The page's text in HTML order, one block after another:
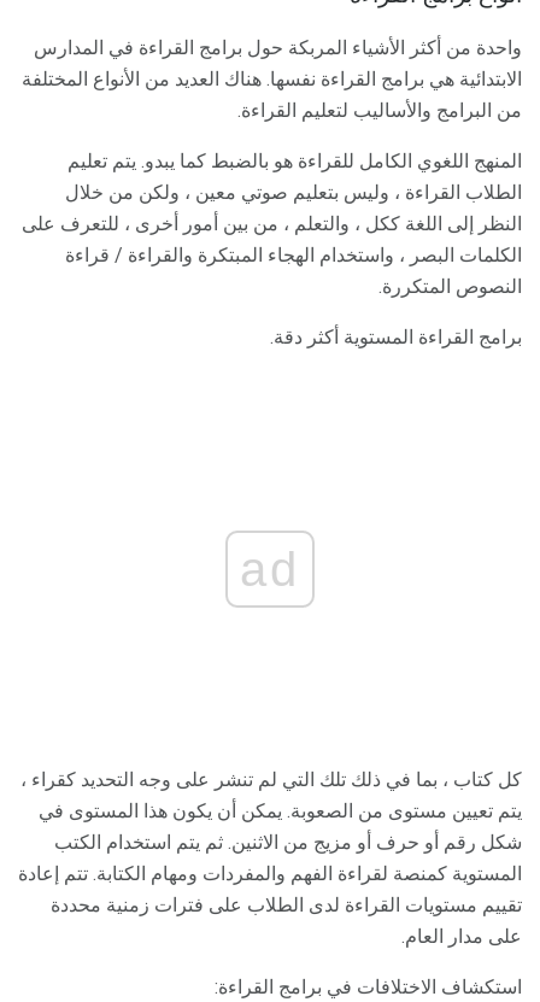
واحدة من أكثر الأشياء المربكة حول برامج القراءة في المدارس
الابتدائية هي برامج القراءة نفسها. هناك العديد من الأنواع المختلفة
من البرامج والأساليب لتعليم القراءة.
المنهج اللغوي الكامل للقراءة هو بالضبط كما يبدو. يتم تعليم
الطلاب القراءة ، وليس بتعليم صوتي معين ، ولكن من خلال
النظر إلى اللغة ككل ، والتعلم ، من بين أمور أخرى ، للتعرف على
الكلمات البصر ، واستخدام الهجاء المبتكرة والقراءة / قراءة
النصوص المتكررة.
برامج القراءة المستوية أكثر دقة.
ad
كل كتاب ، بما في ذلك تلك التي لم تنشر على وجه التحديد كقراء ،
يتم تعيين مستوى من الصعوبة. يمكن أن يكون هذا المستوى في
شكل رقم أو حرف أو مزيج من الاثنين. ثم يتم استخدام الكتب
المستوية كمنصة لقراءة الفهم والمفردات ومهام الكتابة. تتم إعادة
تقييم مستويات القراءة لدى الطلاب على فترات زمنية محددة
على مدار العام.
استكشاف الاختلافات في برامج القراءة: